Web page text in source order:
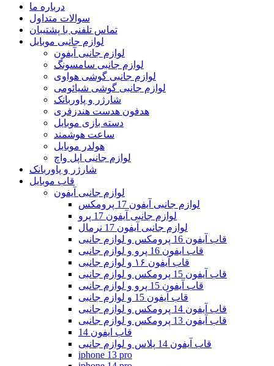
درباره ما
سوالات متداول
تماس تلفنی با پشتیبان
لوازم جانبی موبایل
لوازم جانبی آیفون
لوازم جانبی سامسونگ
لوازم جانبی گوشی هواوی
لوازم جانبی گوشی شیائومی
شارژر و پاوربانک
هدفون هدست هندزفری
دسته بازی موبایل
ساعت هوشمند
هولدر موبایل
لوازم جانبی اپل واچ
شارژر و پاوربانک
قاب موبایل
لوازم جانبی آیفون
لوازم جانبی آیفون 17 پرومکس
لوازم جانبی آیفون 17 پرو
لوازم جانبی آیفون 17 نرمال
قاب آیفون 16 پرومکس و لوازم جانبی
قاب ایفون 16 پرو و لوازم جانبی
قاب آیفون ۱۶ و لوازم جانبی
قاب آیفون 15 پرومکس و لوازم جانبی
قاب آیفون 15 پرو و لوازم جانبی
قاب آیفون 15 و لوازم جانبی
قاب آیفون 14 پرومکس و لوازم جانبی
قاب آیفون 13 پرومکس و لوازم جانبی
قاب ایفون 14
قاب آیفون 14 پلاس و لوازم جانبی
iphone 13 pro